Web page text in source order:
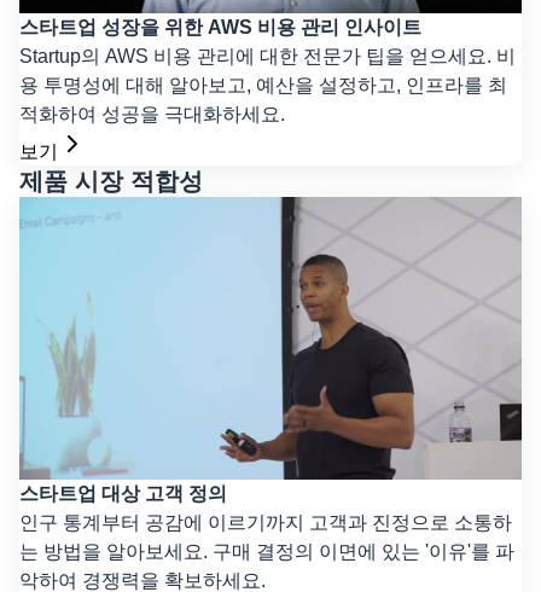
스타트업 성장을 위한 AWS 비용 관리 인사이트
Startup의 AWS 비용 관리에 대한 전문가 팁을 얻으세요. 비
용 투명성에 대해 알아보고, 예산을 설정하고, 인프라를 최
적화하여 성공을 극대화하세요.
보기
제품 시장 적합성
스타트업 대상 고객 정의
인구 통계부터 공감에 이르기까지 고객과 진정으로 소통하
는 방법을 알아보세요. 구매 결정의 이면에 있는 '이유'를 파
악하여 경쟁력을 확보하세요.